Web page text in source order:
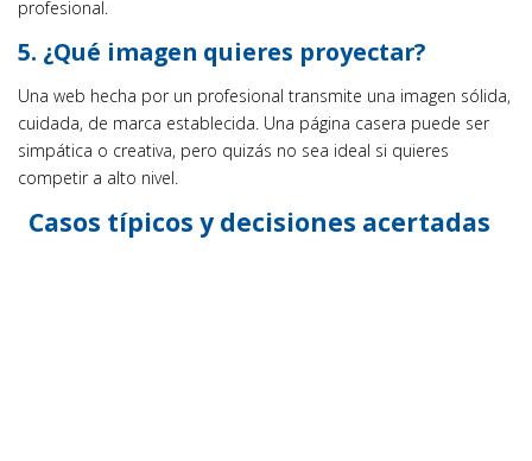
profesional.
5. ¿Qué imagen quieres proyectar?
Una web hecha por un profesional transmite una imagen sólida,
cuidada, de marca establecida. Una página casera puede ser
simpática o creativa, pero quizás no sea ideal si quieres
competir a alto nivel.
Casos típicos y decisiones acertadas